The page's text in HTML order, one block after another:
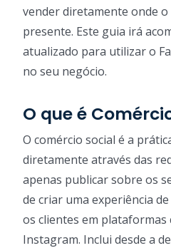
vender diretamente onde
presente. Este guia irá
atualizado para utilizar o
no seu negócio.
O que é
O comércio social é a
diretamente através das
apenas publicar sobre os
de criar uma experiência
os clientes em plataformas
Instagram. Inclui desde a